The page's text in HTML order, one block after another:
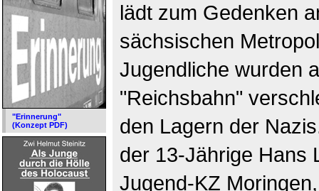
"Erinnerung"
(Konzept PDF)
lädt zum Gedenken
sächsischen
Jugendliche wurden
"Reichsbahn"
den Lagern der
der 13-Jährige Hans
Jugend-KZ